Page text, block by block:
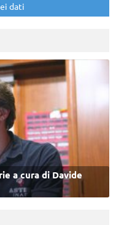
dati
a cura di Davide